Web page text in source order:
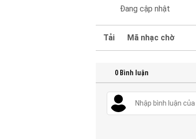
Đang cập nhật
Tải Mã nhạc chờ
0 Bình luận